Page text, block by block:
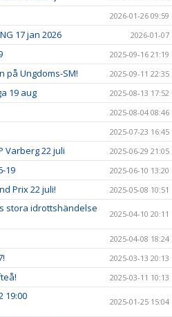
2026-01-26 09:59
17 jan 2026 2026-01-07
2025-09-16 21:19
på Ungdoms-SM! 2025-09-11 22:35
19 aug 2025-08-13 17:52
2025-08-04 08:46
2025-07-23 16:45
Varberg 22 juli 2025-06-29 21:05
19 2025-06-10 13:20
Prix 22 juli! 2025-05-08 10:51
stora idrottshändelse
2025-04-10 20:11
2025-04-08 18:24
2025-03-13 20:13
2025-03-11 10:13
19:00
2025-01-25 15:04